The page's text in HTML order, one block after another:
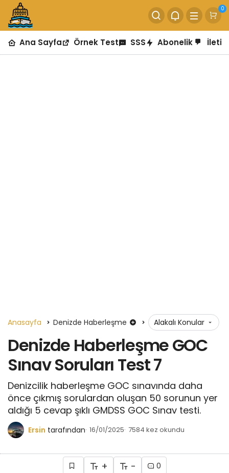
0
Ana Sayfa Örnek Test SSS Abonelik
Anasayfa Denizde Haberleşme Alakalı Konular
Denizde Haberleşme GOC
Sınav Soruları Test 7
Denizcilik haberleşme GOC sınavında daha
önce çıkmış sorulardan oluşan 50 sorunun yer
aldığı 5 cevap şıklı GMDSS GOC Sınav testi.
Ersin tarafından 16/01/2025 7584 kez okundu
+ - 0